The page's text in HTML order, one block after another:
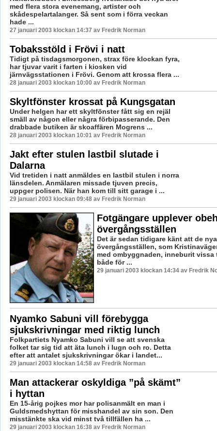
med flera stora evenemang, artister och
skådespelartalanger. Så sent som i förra veckan
hade ...
27 januari 2003 klockan 14:37 av Fredrik Norman
Tobaksstöld i Frövi i natt
Tidigt på tisdagsmorgonen, strax före klockan fyra,
har tjuvar varit i farten i kiosken vid
järnvägsstationen i Frövi. Genom att krossa flera ...
28 januari 2003 klockan 10:00 av Fredrik Norman
Skyltfönster krossat på Kungsgatan
Under helgen har ett skyltfönster fått sig en rejäl
smäll av någon eller några förbipasserande. Den
drabbade butiken är skoaffären Mogrens ...
28 januari 2003 klockan 10:01 av Fredrik Norman
Jakt efter stulen lastbil slutade i
Dalarna
Vid tretiden i natt anmäldes en lastbil stulen i norra
länsdelen. Anmälaren missade tjuven precis,
uppger polisen. När han kom till sitt garage i ...
29 januari 2003 klockan 09:48 av Fredrik Norman
Fotgängare upplever
övergångsställen
Det är sedan tidigare känt att de nya
övergångsställen, som
med ombyggnaden, inneburit vissa
både för ...
29 januari 2003 klockan 14:34 av Fredrik
Nyamko Sabuni vill förebygga
sjukskrivningar med riktig lunch
Folkpartiets Nyamko Sabuni vill se att svenska
folket tar sig tid att äta lunch i lugn och ro. Detta
efter att antalet sjukskrivningar ökar i landet...
29 januari 2003 klockan 14:58 av Fredrik Norman
Man attackerar oskyldiga ”på skämt”
i hyttan
En 15-årig pojkes mor har polisanmält en man i
Guldsmedshyttan för misshandel av sin son. Den
misstänkte ska vid minst två tillfällen ha ...
29 januari 2003 klockan 16:38 av Fredrik Norman